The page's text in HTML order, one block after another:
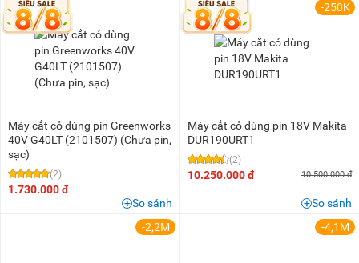
Máy cắt cỏ dùng pin Greenworks
40V G40LT (2101507) (Chưa pin,
sạc)
(2)
1.730.000 đ
So sánh
-250K
Máy cắt cỏ dùng pin 18V Makita
DUR190URT1
(2)
10.250.000 đ 10.500.000 đ
So sánh
-2,2M
-4,1M